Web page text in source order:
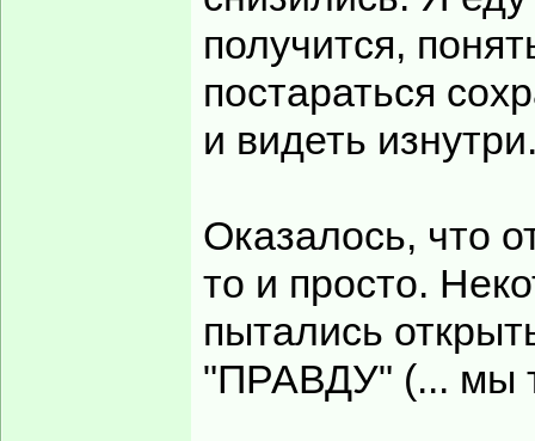
получится,
постараться
и видеть
Оказалось, что
то и просто.
пытались
"ПРАВДУ" (... мы